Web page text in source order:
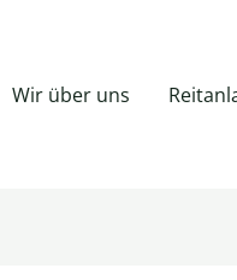
Wir über uns